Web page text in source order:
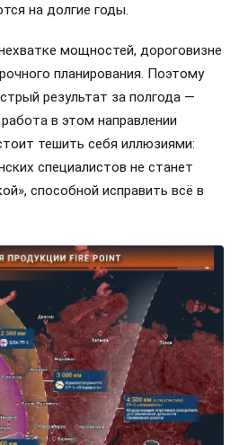
на долгие годы.
мощностей, дороговизне
планирования. Поэтому
результат за полгода —
в этом направлении
тешить себя иллюзиями:
специалистов не станет
способной исправить всё в